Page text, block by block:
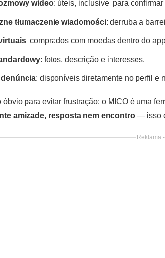
wideo: úteis, inclusive, para
tłumaczenie wiadomości: derruba a
: comprados com moedas dentro do
: fotos, descrição e interesses.
: disponíveis diretamente no perfil e
óbvio para evitar frustração: o MICO é uma
amizade, resposta nem encontro — isso
Reklama